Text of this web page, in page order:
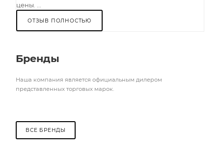
цены. ...
ОТЗЫВ ПОЛНОСТЬЮ
Бренды
Наша компания является официальным дилером
представленных торговых марок.
ВСЕ БРЕНДЫ